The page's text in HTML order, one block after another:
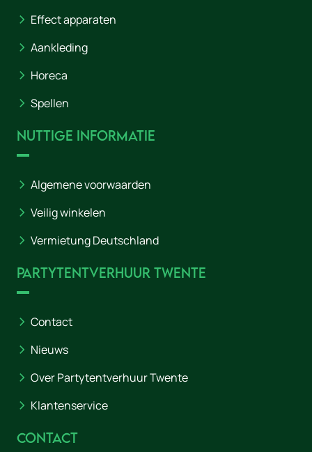
Effect apparaten
Aankleding
Horeca
Spellen
Nuttige informatie
Algemene voorwaarden
Veilig winkelen
Vermietung Deutschland
Partytentverhuur Twente
Contact
Nieuws
Over Partytentverhuur Twente
Klantenservice
Contact